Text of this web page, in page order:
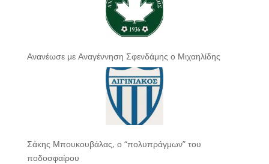
Ανανέωσε με Αναγέννηση Σφενδάμης ο Μιχαηλίδης
Σάκης Μπουκουβάλας, ο “πολυπράγμων” του
ποδοσφαίρου